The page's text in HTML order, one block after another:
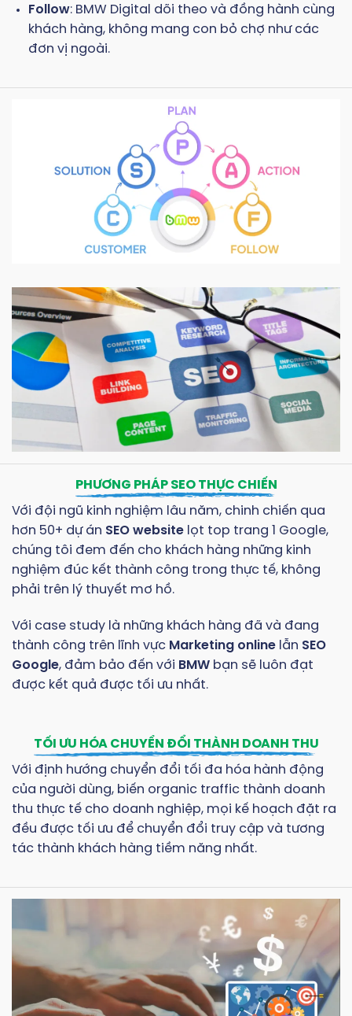
Follow: BMW Digital dõi theo và đồng hành cùng
khách hàng, không mang con bỏ chợ như các
đơn vị ngoài.
PHƯƠNG PHÁP SEO THỰC CHIẾN
Với đội ngũ kinh nghiệm lâu năm, chinh chiến qua
hơn 50+ dự án SEO website lọt top trang 1 Google,
chúng tôi đem đến cho khách hàng những kinh
nghiệm đúc kết thành công trong thực tế, không
phải trên lý thuyết mơ hồ.
Với case study là những khách hàng đã và đang
thành công trên lĩnh vực Marketing online lẫn SEO
Google, đảm bảo đến với BMW bạn sẽ luôn đạt
được kết quả được tối ưu nhất.
TỐI ƯU HÓA CHUYỂN ĐỔI THÀNH DOANH THU
Với định hướng chuyển đổi tối đa hóa hành động
của người dùng, biến organic traffic thành doanh
thu thực tế cho doanh nghiệp, mọi kế hoạch đặt ra
đều được tối ưu để chuyển đổi truy cập và tương
tác thành khách hàng tiềm năng nhất.